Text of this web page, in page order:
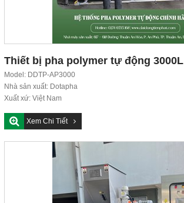
Thiết bị pha polymer tự động 3000L
Model: DDTP-AP3000
Nhà sản xuất: Dotapha
Xuất xứ: Việt Nam
Xem Chi Tiết